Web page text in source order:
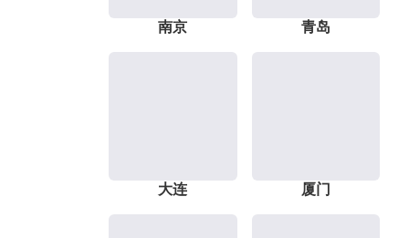
南京 青岛
大连 厦门